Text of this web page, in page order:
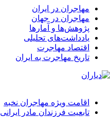
مهاجران در ایران
مهاجران در جهان
پژوهش‌ها و آمارها
یادداشت‌های تحلیلی
اقتصاد مهاجرت
تاریخ مهاجرت به ایران
اقامت ویژه مهاجران نخبه
تابعیت فرزندان مادر ایرانی